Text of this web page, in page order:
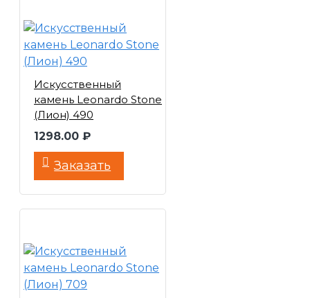
Искусственный
камень Leonardo Stone
(Лион) 490
1298.00 ₽
Заказать